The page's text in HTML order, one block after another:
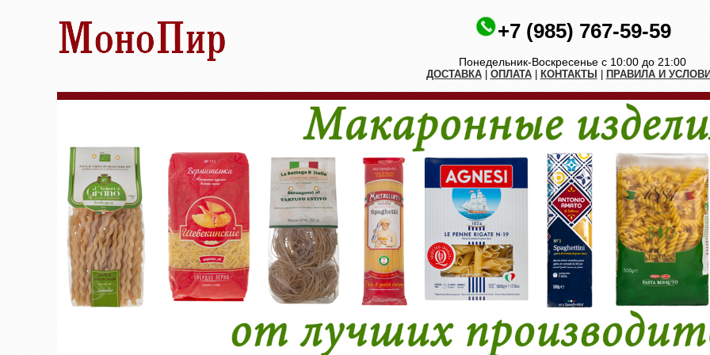
+7 (985) 767-59-59
Понедельник-Воскресенье с 10:00 до 21:00
ДОСТАВКА| ОПЛАТА| КОНТАКТЫ ПРАВИЛА И